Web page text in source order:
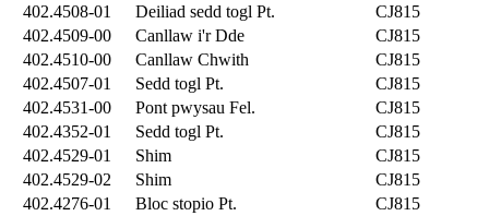
402.4508-01
Deiliad sedd togl Pt.
CJ815
402.4509-00
Canllaw i'r Dde
CJ815
402.4510-00
Canllaw Chwith
CJ815
402.4507-01
Sedd togl Pt.
CJ815
402.4531-00
Pont pwysau Fel.
CJ815
402.4352-01
Sedd togl Pt.
CJ815
402.4529-01
Shim
CJ815
402.4529-02
Shim
CJ815
402.4276-01
Bloc stopio Pt.
CJ815